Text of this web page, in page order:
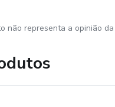
não representa a opinião